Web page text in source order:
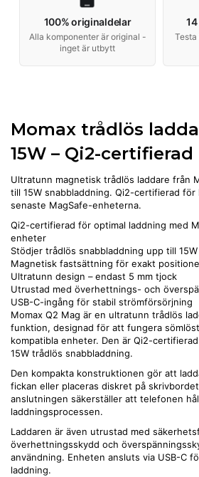
100% originaldelar
Alla komponenter är original -
inget är utbytt
Testa
Momax trådlös
15W – Qi2-certifierad
Ultratunn magnetisk trådlös laddare från
till 15W snabbladdning. Qi2-certifierad
senaste MagSafe-enheterna.
Qi2-certifierad för optimal laddning med
enheter
Stödjer trådlös snabbladdning upp till 15W
Magnetisk fastsättning för exakt
Ultratunn design – endast 5 mm tjock
Utrustad med överhettnings- och
USB-C-ingång för stabil strömförsörjning
Momax Q2 Mag är en ultratunn trådlös
funktion, designad för att fungera
kompatibla enheter. Den är Qi2-
15W trådlös snabbladdning.
Den kompakta konstruktionen gör att
fickan eller placeras diskret på
anslutningen säkerställer att telefonen
laddningsprocessen.
Laddaren är även utrustad med
överhettningsskydd och
användning. Enheten ansluts via USB-C
laddning.